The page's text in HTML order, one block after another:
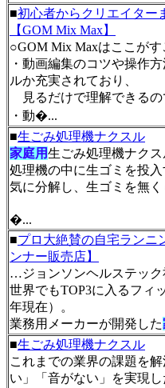
■初心者からクリエイター
【GOM Mix Max】
○GOM Mix Maxはここがす
・動画編集のコツや操作
ルか充実されており、
見るだけで理解できるの
・動�...
■生ごみ処理機ナクスル
家庭用生ごみ処理機ナク
処理機の中に生ゴミを投
気に分解し、生ゴミを無く
�...
■プロ大絶賛の自宅ランニ
ンナー販売店】
…ジョンソンヘルステック
世界でもTOP3に入るフィ
年現在）。
業務用メーカーが開発した
■生ごみ処理機ナクスル
これまでの業界の課題を
い」「音がない」を実現し